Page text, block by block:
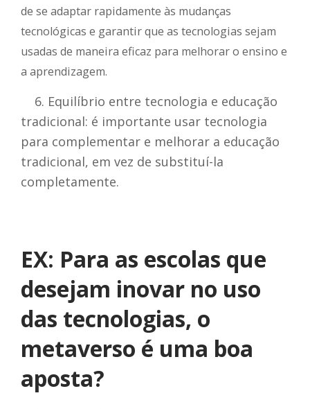
de se adaptar rapidamente às mudanças
tecnológicas e garantir que as tecnologias sejam
usadas de maneira eficaz para melhorar o ensino e
a aprendizagem.
6. Equilíbrio entre tecnologia e educação
tradicional: é importante usar tecnologia
para complementar e melhorar a educação
tradicional, em vez de substituí-la
completamente.
EX: Para as escolas que
desejam inovar no uso
das tecnologias, o
metaverso é uma boa
aposta?